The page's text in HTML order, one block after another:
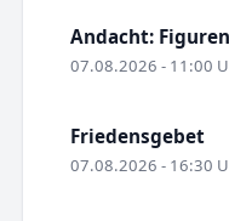
Andacht:
07.08.2026 - 11:00
Friedensgebet
07.08.2026 - 16:30